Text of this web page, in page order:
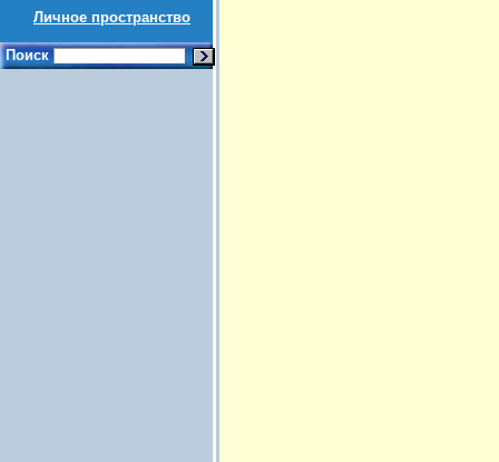
Личное пространство
Поиск